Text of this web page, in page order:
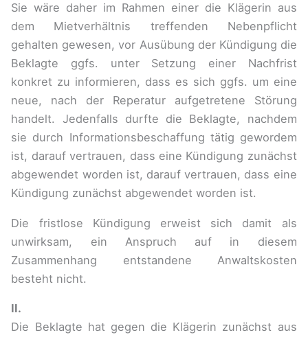
Sie wäre daher im Rahmen einer die Klägerin aus
dem Mietverhältnis treffenden Nebenpflicht
gehalten gewesen, vor Ausübung der Kündigung die
Beklagte ggfs. unter Setzung einer Nachfrist
konkret zu informieren, dass es sich ggfs. um eine
neue, nach der Reperatur aufgetretene Störung
handelt. Jedenfalls durfte die Beklagte, nachdem
sie durch Informationsbeschaffung tätig gewordem
ist, darauf vertrauen, dass eine Kündigung zunächst
abgewendet worden ist, darauf vertrauen, dass eine
Kündigung zunächst abgewendet worden ist.
Die fristlose Kündigung erweist sich damit als
unwirksam, ein Anspruch auf in diesem
Zusammenhang entstandene Anwaltskosten
besteht nicht.
II.
Die Beklagte hat gegen die Klägerin zunächst aus